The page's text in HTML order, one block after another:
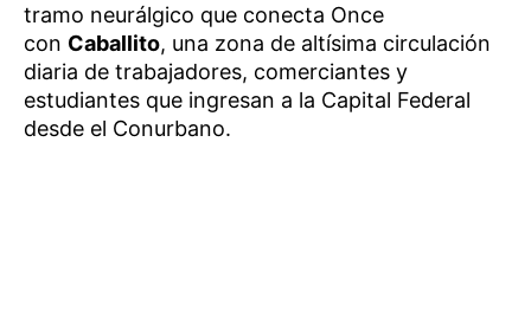
tramo neurálgico que conecta Once
con Caballito, una zona de altísima circulación
diaria de trabajadores, comerciantes y
estudiantes que ingresan a la Capital Federal
desde el Conurbano.